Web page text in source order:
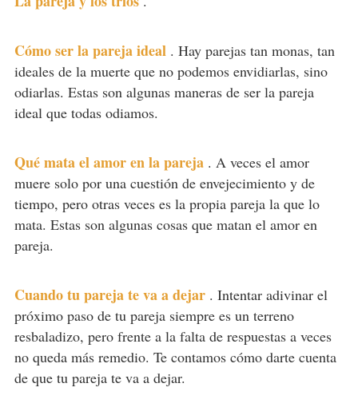
Cómo ser la pareja ideal . Hay parejas tan monas, tan
ideales de la muerte que no podemos envidiarlas, sino
odiarlas. Estas son algunas maneras de ser la pareja
ideal que todas odiamos.
Qué mata el amor en la pareja . A veces el amor
muere solo por una cuestión de envejecimiento y de
tiempo, pero otras veces es la propia pareja la que lo
mata. Estas son algunas cosas que matan el amor en
pareja.
Cuando tu pareja te va a dejar . Intentar adivinar el
próximo paso de tu pareja siempre es un terreno
resbaladizo, pero frente a la falta de respuestas a veces
no queda más remedio. Te contamos cómo darte cuenta
de que tu pareja te va a dejar.